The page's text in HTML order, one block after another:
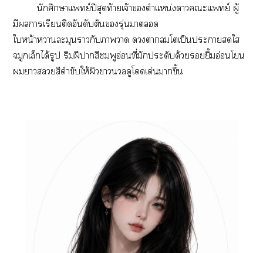
‎นักศึกษาแพทย์ปีสุดท้ายเจ้าตำแหน่งาะแพทย์ ผู้
มีารเรียนติดอันดับต้นรุ่นา
ใหน้าาละมุนากับาา าโเป็นะาใ
จมูกเล็กได้รูป ริมฝีาสีชมพูอ่อนที่มักประดับด้วยยิ้มอ่อนโ
าสีดำขับให้ผิวาดูโเด่นาขึ้น